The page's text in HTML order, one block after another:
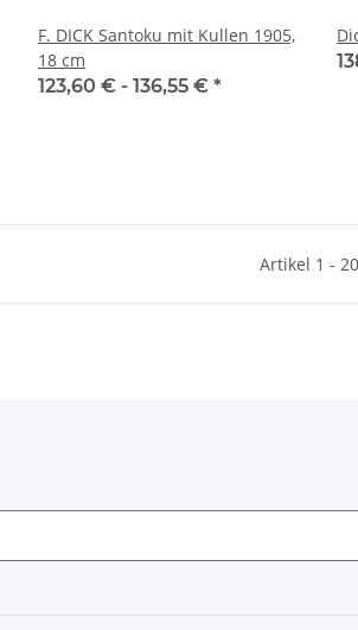
F. DICK Santoku mit Kullen 1905,
18 cm
123,60 € - 136,55 € *
Artikel 1 -